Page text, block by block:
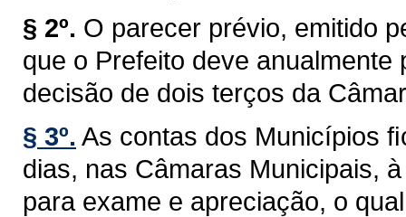
§ 2º. O parecer prévio, emitido
que o Prefeito deve
decisão de dois terços da
§ 3º. As contas dos Municípios
dias, nas Câmaras Municipais,
para exame e apreciação, o